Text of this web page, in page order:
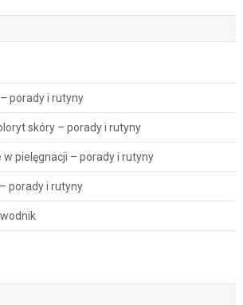
porady i rutyny
skóry – porady i rutyny
w pielęgnacji – porady i rutyny
porady i rutyny